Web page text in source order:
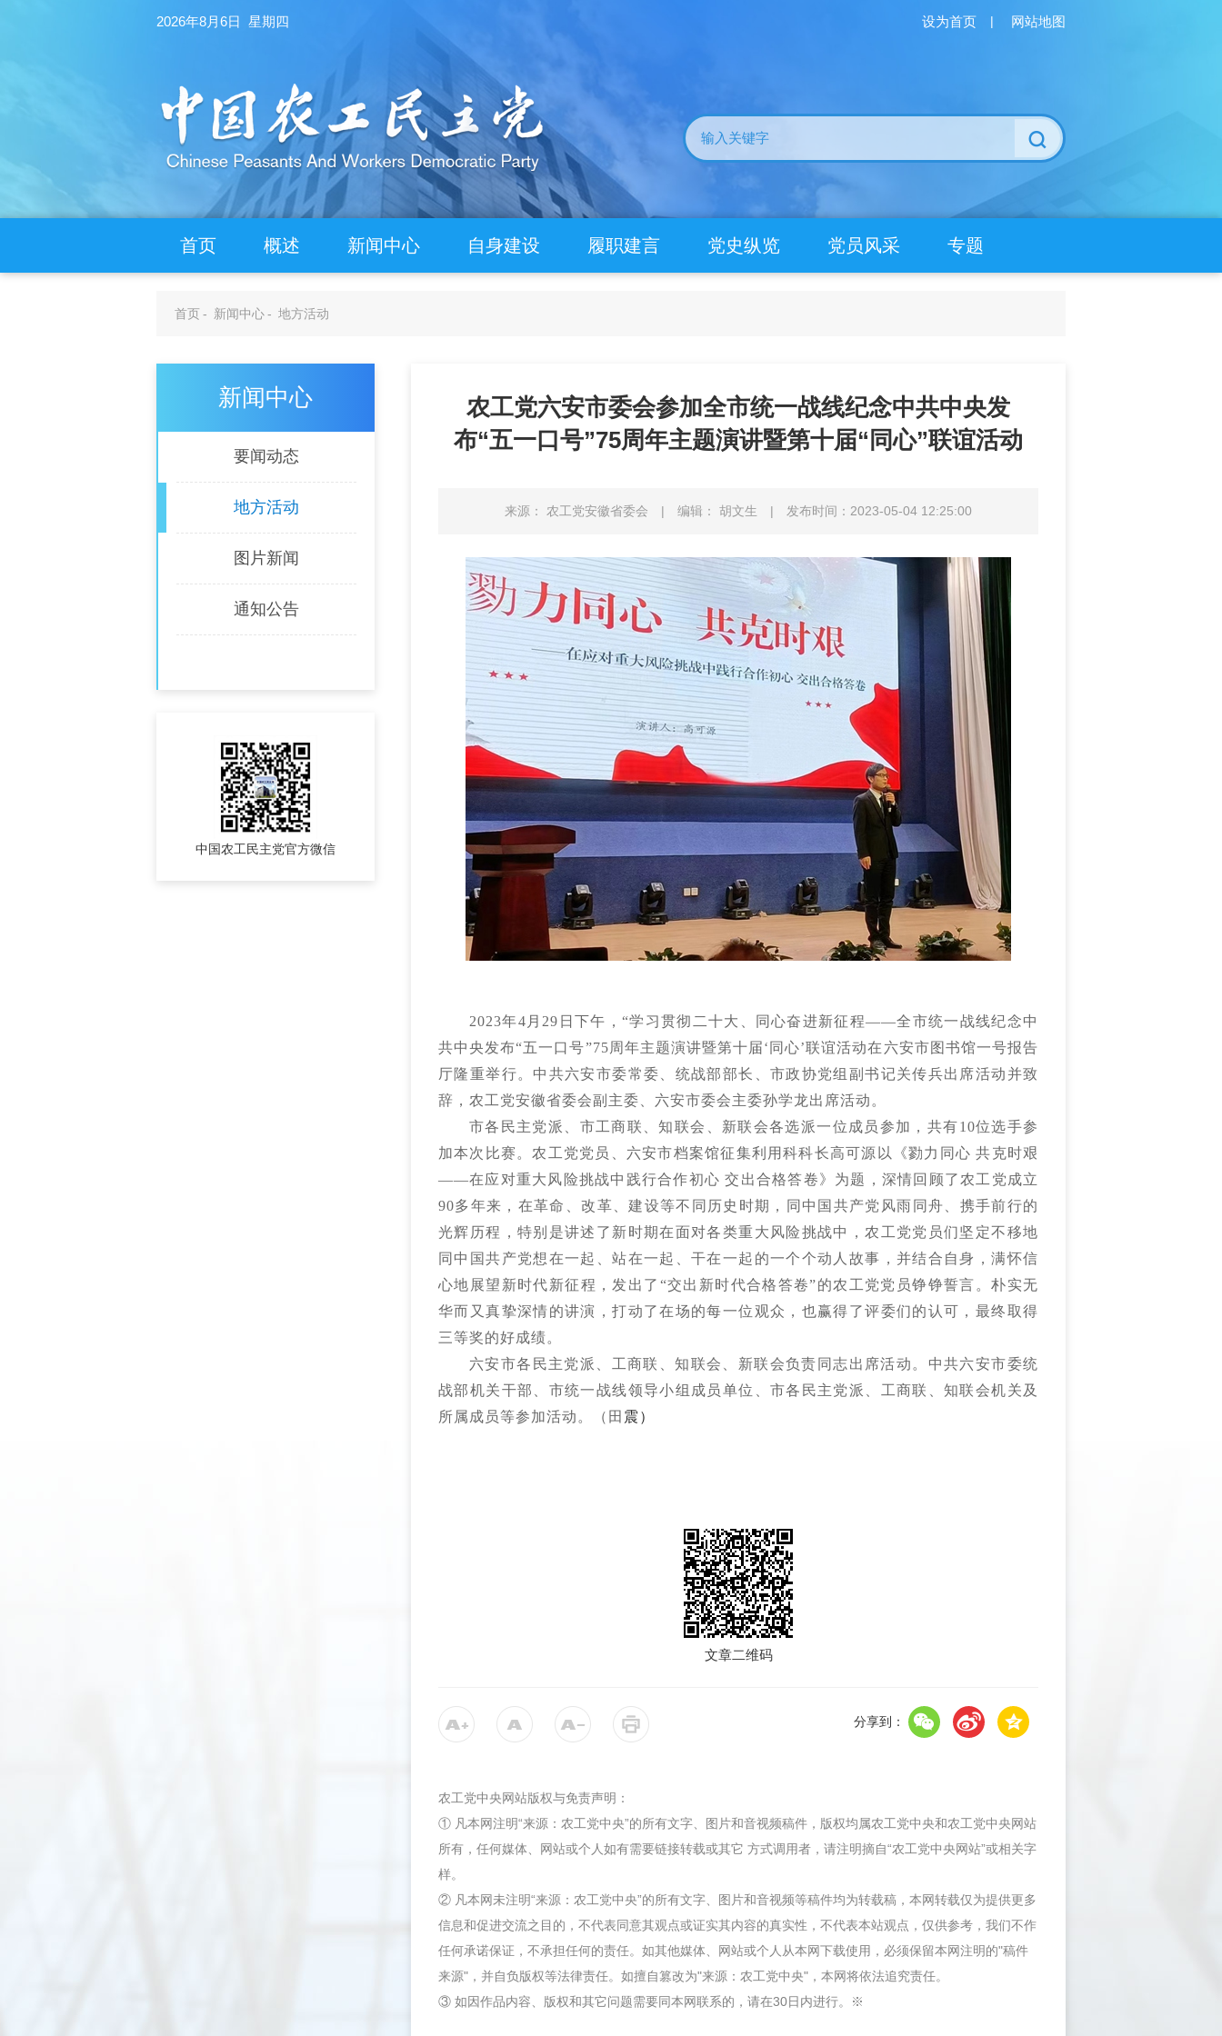
2026年8月6日 星期四 设为首页 | 网站地图
首页 概述 新闻中心 自身建设 履职建言 党史纵览 党员风采 专题
首页- 新闻中心- 地方活动
新闻中心
要闻动态
地方活动
图片新闻
通知公告
中国农工民主党官方微信
农工党六安市委会参加全市统一战线纪念中共中央发
布“五一口号”75周年主题演讲暨第十届“同心”联谊活动
来源： 农工党安徽省委会 | 编辑： 胡文生 | 发布时间：2023-05-04 12:25:00
2023年4月29日下午，“学习贯彻二十大、同心奋进新征程——全市统一战线纪念中
共中央发布“五一口号”75周年主题演讲暨第十届‘同心’联谊活动在六安市图书馆一号报告
厅隆重举行。中共六安市委常委、统战部部长、市政协党组副书记关传兵出席活动并致
辞，农工党安徽省委会副主委、六安市委会主委孙学龙出席活动。
市各民主党派、市工商联、知联会、新联会各选派一位成员参加，共有10位选手参
加本次比赛。农工党党员、六安市档案馆征集利用科科长高可源以《勠力同心 共克时艰
——在应对重大风险挑战中践行合作初心 交出合格答卷》为题，深情回顾了农工党成立
90多年来，在革命、改革、建设等不同历史时期，同中国共产党风雨同舟、携手前行的
光辉历程，特别是讲述了新时期在面对各类重大风险挑战中，农工党党员们坚定不移地
同中国共产党想在一起、站在一起、干在一起的一个个动人故事，并结合自身，满怀信
心地展望新时代新征程，发出了“交出新时代合格答卷”的农工 党党员铮铮誓言。朴实无
华而又真挚深情的讲演，打动了在场的每一位观众，也赢得了评委们的认可，最终取得
三等奖的好成绩。
六安市各民主党派、工商联、知联会、新联会负责同志出席活动。中共六安市委统
战部机关干部、市统一战线领导小组成员单位、市各民主党派、工商联、知联会机关及
所属成员等参加活动。
（田 震）
文章二维码
分享到：
农工党中央网站版权与免责声明：
① 凡本网注明“来源：农工党中央”的所有文字、图片和音视频稿件，版权均属农工党中央和农工党中央网站
所有，任何媒体、网站或个人如有需要链接转载或其它 方式调用者，请注明摘自“农工党中央网站”或相关字
样。
② 凡本网未注明“来源：农工党中央”的所有文字、图片和音视频等稿件均为转载稿，本网转载仅为提供更多
信息和促进交流之目的，不代表同意其观点或证实其内容的真实性，不代表本站观点，仅供参考，我们不作
任何承诺保证，不承担任何的责任。如其他媒体、网站或个人从本网下载使用，必须保留本网注明的"稿件
来源"，并自负版权等法律责任。如擅自篡改为"来源：农工党中央"，本网将依法追究责任。
③ 如因作品内容、版权和其它问题需要同本网联系的，请在30日内进行。※